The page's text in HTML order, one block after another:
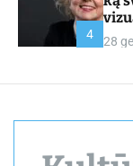
4 28